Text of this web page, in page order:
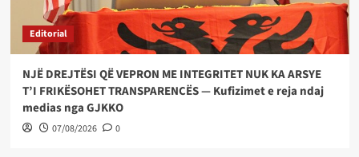
Editorial
NJË DREJTËSI QË VEPRON ME INTEGRITET NUK KA ARSYE
T’I FRIKËSOHET TRANSPARENCËS — Kufizimet e reja ndaj
medias nga GJKKO
07/08/2026 0